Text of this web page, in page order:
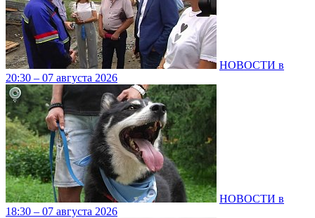
НОВОСТИ в
20:30 – 07 августа 2026
НОВОСТИ в
18:30 – 07 августа 2026